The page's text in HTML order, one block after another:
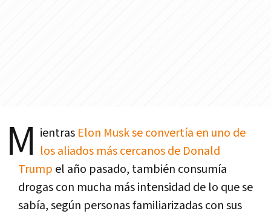
M ientras Elon Musk se convertía en uno de
los aliados más cercanos de Donald
Trump el año pasado, también consumía
drogas con mucha más intensidad de lo que se
sabía, según personas familiarizadas con sus